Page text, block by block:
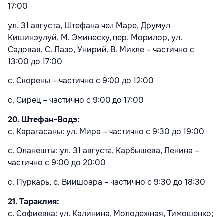
17:00
ул. 31 августа, Штефана чел Маре, Друмул
Кишинэулуй, М. Эминеску, пер. Морилор, ул.
Садовая, С. Лазо, Унирий, В. Микле – частично с
13:00 до 17:00
с. Скорены – частично с 9:00 до 12:00
с. Сирец – частично с 9:00 до 17:00
20. Штефан-Водэ:
с. Карагасаны: ул. Мира – частично с 9:30 до 19:00
с. Оланешты: ул. 31 августа, Карбышева, Ленина –
частично с 9:00 до 20:00
с. Пуркарь, с. Виишоара – частично с 9:30 до 18:30
21. Тараклия:
с. Софиевка: ул. Калинина, Молодежная, Тимошенко;